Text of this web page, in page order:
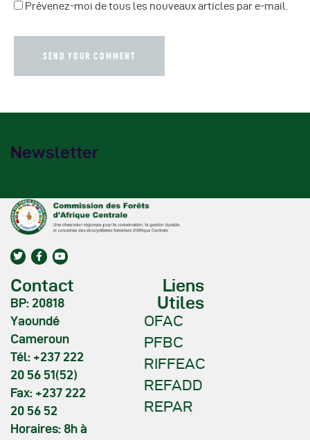
Prévenez-moi de tous les nouveaux articles par e-mail.
Newsletter
Contact
BP: 20818
Yaoundé
Cameroun
Tél: +237 222
20 56 51(52)
Fax: +237 222
20 56 52
Horaires: 8h à
Liens
Utiles
OFAC
PFBC
RIFFEAC
REFADD
REPAR